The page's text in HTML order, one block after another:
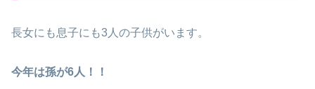
長女にも息子にも3人の子供がいます。
今年は孫が6人！！